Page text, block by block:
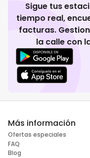
Sigue tus
tiempo real,
facturas.
la calle con
Más información
Ofertas especiales
FAQ
Blog